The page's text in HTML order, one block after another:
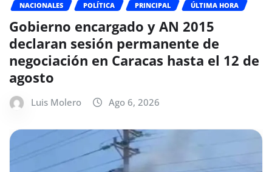
NACIONALES POLÍTICA PRINCIPAL ÚLTIMA HORA
Gobierno encargado y AN 2015
declaran sesión permanente de
negociación en Caracas hasta el 12 de
agosto
Luis Molero Ago 6, 2026